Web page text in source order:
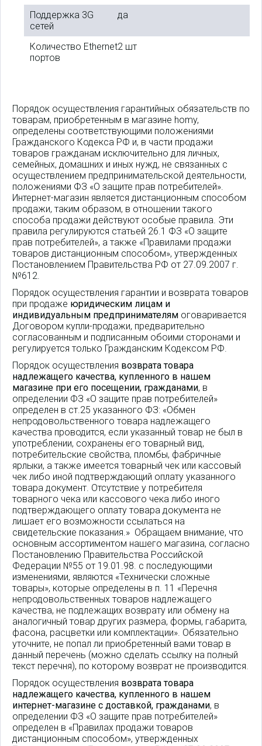
Поддержка 3G
сетей
да
Количество Ethernet
портов
2 шт
Порядок осуществления гарантийных обязательств по
товарам, приобретенным в магазине homy,
определены соответствующими положениями
Гражданского Кодекса РФ и, в части продажи
товаров гражданам исключительно для личных,
семейных, домашних и иных нужд, не связанных с
осуществлением предпринимательской деятельности,
положениями ФЗ «О защите прав потребителей».
Интернет-магазин является дистанционным способом
продажи, таким образом, в отношении такого
способа продажи действуют особые правила. Эти
правила регулируются статьей 26.1 ФЗ «О защите
прав потребителей», а также «Правилами продажи
товаров дистанционным способом», утвержденных
Постановлением Правительства РФ от 27.09.2007 г.
№612.
Порядок осуществления гарантии и возврата товаров
при продаже юридическим лицам и
индивидуальным предпринимателям оговаривается
Договором купли-продажи, предварительно
согласованным и подписанным обоими сторонами и
регулируется только Гражданским Кодексом РФ.
Порядок осуществления возврата товара
надлежащего качества, купленного в нашем
магазине при его посещении, гражданами, в
определении ФЗ «О защите прав потребителей»
определен в ст.25 указанного ФЗ: «Обмен
непродовольственного товара надлежащего
качества проводится, если указанный товар не был в
употреблении, сохранены его товарный вид,
потребительские свойства, пломбы, фабричные
ярлыки, а также имеется товарный чек или кассовый
чек либо иной подтверждающий оплату указанного
товара документ. Отсутствие у потребителя
товарного чека или кассового чека либо иного
подтверждающего оплату товара документа не
лишает его возможности ссылаться на
свидетельские показания.» Обращаем внимание, что
основным ассортиментом нашего магазина, согласно
Постановлению Правительства Российской
Федерации №55 от 19.01.98. с последующими
изменениями, являются «Технически сложные
товары», которые определены в п. 11 «Перечня
непродовольственных товаров надлежащего
качества, не подлежащих возврату или обмену на
аналогичный товар других размера, формы, габарита,
фасона, расцветки или комплектации». Обязательно
уточните, не попал ли приобретенный вами товар в
данный перечень (можно сделать ссылку на полный
текст перечня), по которому возврат не производится.
Порядок осуществления возврата товара
надлежащего качества, купленного в нашем
интернет-магазине с доставкой, гражданами, в
определении ФЗ «О защите прав потребителей»
определен в «Правилах продажи товаров
дистанционным способом», утвержденных